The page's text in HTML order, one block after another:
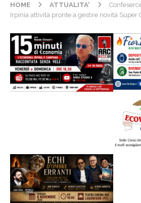
HOME ATTUALITA'
Irpinia attività pronte a gestire novità Super